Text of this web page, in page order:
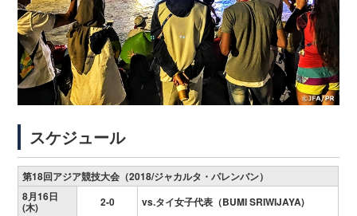
スケジュール
第18回アジア競技大会（2018/ジャカルタ・パレンバン）
8月16日
(木) 2-0
vs.タイ女子代表（BUMI SRIWIJAYA)